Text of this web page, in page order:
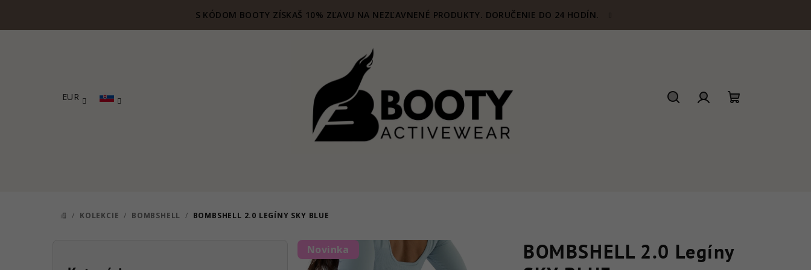
S KÓDOM BOOTY ZÍSKAŠ 10% ZĽAVU NA NEZĽAVNENÉ PRODUKTY. DORUČENIE DO 24 HODÍN.
EUR
DOMOV
/ KOLEKCIE / BOMBSHELL / BOMBSHELL 2.0 LEGÍNY SKY BLUE
BOMBSHELL 2.0 Legíny
Novinka